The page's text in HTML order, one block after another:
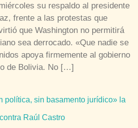
su respaldo al presidente
frente a las protestas que
que Washington no permitirá
sea derrocado. «Que nadie se
apoya firmemente al gobierno
de Bolivia. No […]
política, sin basamento jurídico» la
Raúl Castro